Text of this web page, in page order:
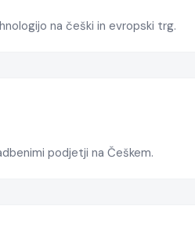
na češki in evropski trg.
podjetji na Češkem.